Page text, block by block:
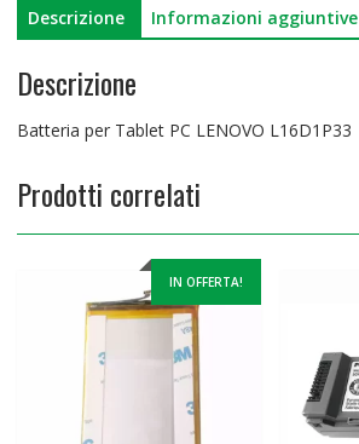
Descrizione Informazioni aggiuntive
Descrizione
Batteria per Tablet PC LENOVO L16D1P33
Prodotti correlati
IN OFFERTA!